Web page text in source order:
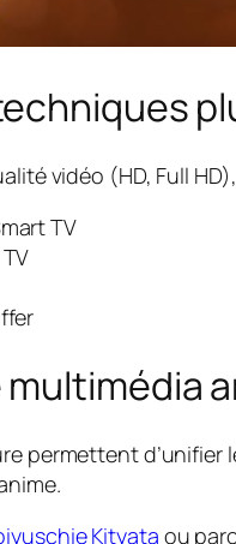
vidéo (HD, Full
TV
permettent
Kityata ou